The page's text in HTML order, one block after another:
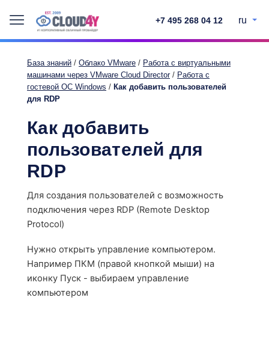
+7 495 268 04 12 ru
База знаний / Облако VMware / Работа с виртуальными
машинами через VMware Cloud Director/ Работа с
гостевой ОС Windows / Как добавить пользователей
для RDP
Как добавить
пользователей для
RDP
Для создания пользователей с возможность
подключения через RDP (Remote Desktop
Protocol)
Нужно открыть управление компьютером.
Например ПКМ (правой кнопкой мыши) на
иконку Пуск - выбираем управление
компьютером